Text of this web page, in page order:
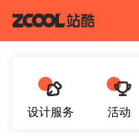
设计服务 活动